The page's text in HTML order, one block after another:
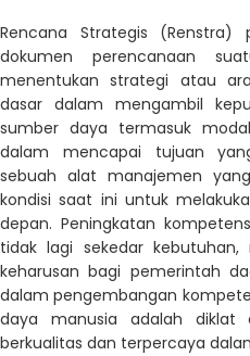
Rencana Strategis (Renstra)
dokumen perencanaan
menentukan strategi atau
dasar dalam mengambil
sumber daya termasuk
dalam mencapai tujuan
sebuah alat manajemen
kondisi saat ini untuk
depan. Peningkatan
tidak lagi sekedar
keharusan bagi pemerintah
dalam pengembangan
daya manusia adalah diklat
berkualitas dan terpercaya